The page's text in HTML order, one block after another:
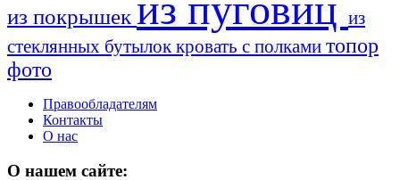
из покрышек из пуговиц из
стеклянных бутылоккровать с полками топор
фото
Правообладателям
Контакты
О нас
О нашем сайте: